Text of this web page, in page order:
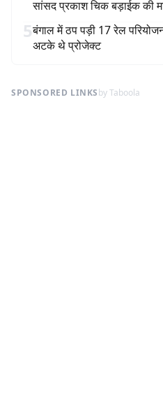
सांसद प्रकाश चिक बड़ाईक की
5बंगाल में ठप पड़ी 17 रेल
अटके थे प्रोजेक्ट
SPONSORED LINKSby Taboola